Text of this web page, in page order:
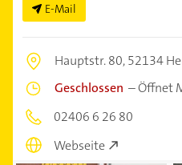
E-Mail
Hauptstr. 80,52134
Geschlossen –Öffnet
02406 6 26 80
Webseite